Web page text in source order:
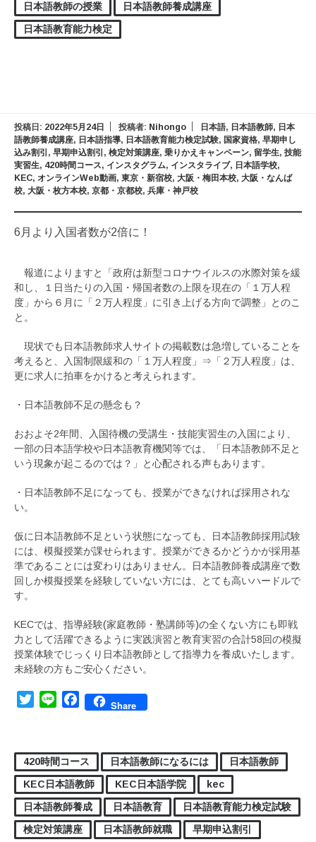
日本語教師の授業
日本語教師養成講座
日本語教育能力検定
投稿日: 2022年5月24日 投稿者: Nihongo 日本語, 日本語教師, 日本
語教師養成講座, 日本語指導, 日本語教育能力検定試験, 国家資格, 早期申し
込み割引 , 早期申込割引 , 検定対策講座, 乗りかえキャンペーン, 留学生, 技能
実習生, 420時間コース, インスタグラム, インスタライブ, 日本語学校,
KEC, オンラインWeb動画, 東京・新宿校, 大阪・梅田本校, 大阪・なんば
校, 大阪・枚方本校, 京都・京都校, 兵庫・神戸校
6月より入国者数が2倍に！
報道によりますと「政府は新型コロナウイルスの水際対策を緩
和し、１日当たりの入国・帰国者数の上限を現在の「１万人程
度」から６月に「２万人程度」に引き上げる方向で調整」とのこ
と。
現状でも日本語教師求人サイトの掲載数は急増していることを
考えると、入国制限緩和の「１万人程度」⇒「２万人程度」は、
更に求人に拍車をかけると考えられます。
・日本語教師不足の懸念も？
おおよそ2年間、入国待機の受講生・技能実習生の入国により、
一部の日本語学校や日本語教育機関等では、「日本語教師不足と
いう現象が起こるのでは？」と心配される声もあります。
・日本語教師不足になっても、授業ができなければ採用されな
い。
仮に日本語教師不足という状態になっても、日本語教師採用試験
には、模擬授業が課せられます。授業ができるかどうかが採用基
準であることには変わりはありません。日本語教師養成講座で数
回しか模擬授業を経験していない方には、とても高いハードルで
す。
KECでは、指導経験(家庭教師・塾講師等)の全くない方にも即戦
力として活躍できるように実践演習と教育実習の合計58回の模擬
授業体験でじっくり日本語教師として指導力を養成いたします。
未経験の方もご安心ください。
TwitterLine FacebookShare
420時間コース 日本語教師になるには
日本語教師
KEC日本語教師
KEC日本語学院
kec
日本語教師養成
日本語教育
日本語教育能力検定試験
検定対策講座
日本語教師就職
早期申込割引